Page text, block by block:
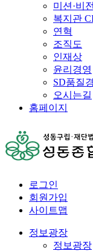
미션·비전
복지관
연혁
조직도
인재상
윤리경영
SD품질
오시는길
홈페이지
로그인
회원가입
사이트맵
정보광장
정보광장